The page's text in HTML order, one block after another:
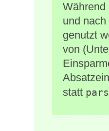
Während
und
genutzt
von
statt